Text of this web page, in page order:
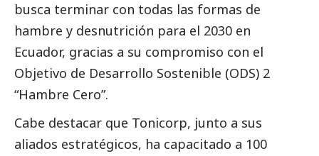
busca terminar con todas las formas de
hambre y desnutrición para el 2030 en
Ecuador, gracias a su compromiso con el
Objetivo de Desarrollo Sostenible (ODS) 2
“Hambre Cero”.
Cabe destacar que Tonicorp, junto a sus
aliados estratégicos, ha capacitado a 100